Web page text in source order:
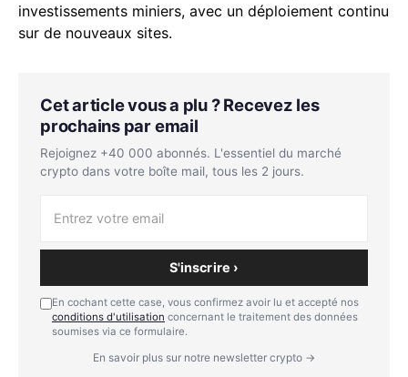
investissements miniers, avec un déploiement continu
sur de nouveaux sites.
Cet article vous a plu ? Recevez les
prochains par email
Rejoignez +40 000 abonnés. L'essentiel du marché
crypto dans votre boîte mail, tous les 2 jours.
S'inscrire ›
En cochant cette case, vous confirmez avoir lu et accepté nos
conditions d'utilisation concernant le traitement des données
soumises via ce formulaire.
En savoir plus sur notre newsletter crypto →